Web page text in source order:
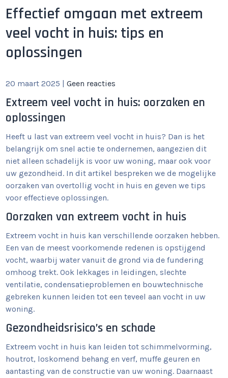
Effectief omgaan met extreem
veel vocht in huis: tips en
oplossingen
20 maart 2025 |Geen reacties
Extreem veel vocht in huis: oorzaken en
oplossingen
Heeft u last van extreem veel vocht in huis? Dan is het
belangrijk om snel actie te ondernemen, aangezien dit
niet alleen schadelijk is voor uw woning, maar ook voor
uw gezondheid. In dit artikel bespreken we de mogelijke
oorzaken van overtollig vocht in huis en geven we tips
voor effectieve oplossingen.
Oorzaken van extreem vocht in huis
Extreem vocht in huis kan verschillende oorzaken hebben.
Een van de meest voorkomende redenen is opstijgend
vocht, waarbij water vanuit de grond via de fundering
omhoog trekt. Ook lekkages in leidingen, slechte
ventilatie, condensatieproblemen en bouwtechnische
gebreken kunnen leiden tot een teveel aan vocht in uw
woning.
Gezondheidsrisico’s en schade
Extreem vocht in huis kan leiden tot schimmelvorming,
houtrot, loskomend behang en verf, muffe geuren en
aantasting van de constructie van uw woning. Daarnaast